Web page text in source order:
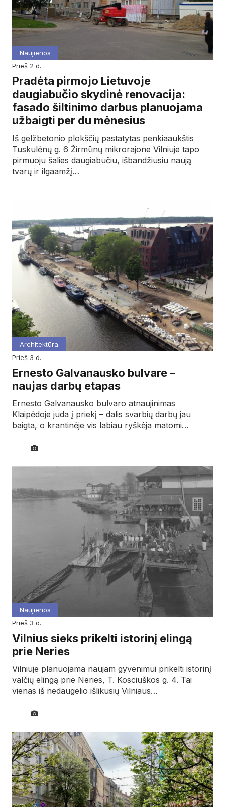
Naujienos
prieš 2 d.
Pradėta pirmojo Lietuvoje
daugiabučio skydinė renovacija:
fasado šiltinimo darbus planuojama
užbaigti per du mėnesius
Iš gelžbetonio plokščių pastatytas penkiaaukštis
Tuskulėnų g. 6 Žirmūnų mikrorajone Vilniuje tapo
pirmuoju šalies daugiabučiu, išbandžiusiu naują
tvarų ir ilgaamžį…
Architektūra
prieš 3 d.
Ernesto Galvanausko bulvare –
naujas darbų etapas
Ernesto Galvanausko bulvaro atnaujinimas
Klaipėdoje juda į priekį – dalis svarbių darbų jau
baigta, o krantinėje vis labiau ryškėja matomi…
Naujienos
prieš 3 d.
Vilnius sieks prikelti istorinį elingą
prie Neries
Vilniuje planuojama naujam gyvenimui prikelti istorinį
valčių elingą prie Neries, T. Kosciuškos g. 4. Tai
vienas iš nedaugelio išlikusių Vilniaus…